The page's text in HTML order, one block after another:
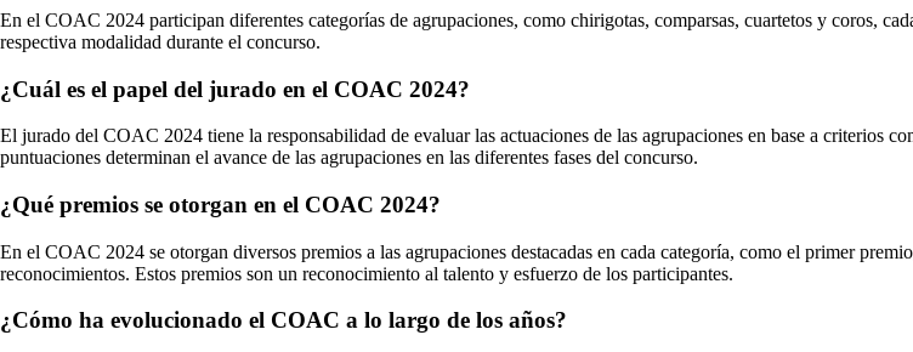
En el COAC 2024 participan diferentes categorías de agrupaciones, como chirigotas, comparsas, cuartetos y coros,
respectiva modalidad durante el concurso.
¿Cuál es el papel del jurado en el COAC 2024?
El jurado del COAC 2024 tiene la responsabilidad de evaluar las actuaciones de las agrupaciones en base a criterios
puntuaciones determinan el avance de las agrupaciones en las diferentes fases del concurso.
¿Qué premios se otorgan en el COAC 2024?
En el COAC 2024 se otorgan diversos premios a las agrupaciones destacadas en cada categoría, como el primer
reconocimientos. Estos premios son un reconocimiento al talento y esfuerzo de los participantes.
¿Cómo ha evolucionado el COAC a lo largo de los años?